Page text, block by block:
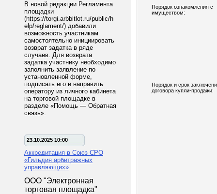
В новой редакции Регламента
площадки
(https://torgi.arbbitlot.ru/public/h
elp/reglament/) добавили
возможность участникам
самостоятельно инициировать
возврат задатка в ряде
случаев. Для возврата
задатка участнику необходимо
заполнить заявление по
установленной форме,
подписать его и направить
оператору из личного кабинета
на торговой площадке в
разделе «Помощь — Обратная
связь».
23.10.2025 10:00
Аккредитация в Союз СРО
«Гильдия арбитражных
управляющих»
ООО "Электронная
торговая площадка"
Порядок ознакомления с
имуществом:
Порядок и срок
договора купли-продажи: